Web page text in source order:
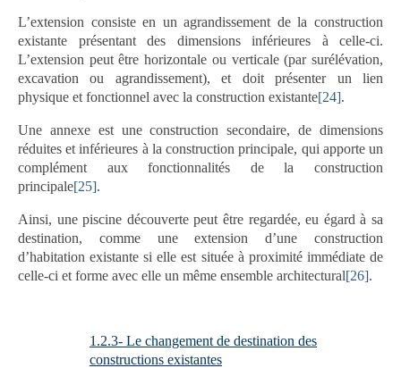
L’extension consiste en un agrandissement de la construction
existante présentant des dimensions inférieures à celle-ci.
L’extension peut être horizontale ou verticale (par surélévation,
excavation ou agrandissement), et doit présenter un lien
physique et fonctionnel avec la construction existante[24].
Une annexe est une construction secondaire, de dimensions
réduites et inférieures à la construction principale, qui apporte un
complément aux fonctionnalités de la construction
principale[25].
Ainsi, une piscine découverte peut être regardée, eu égard à sa
destination, comme une extension d’une construction
d’habitation existante si elle est située à proximité immédiate de
celle-ci et forme avec elle un même ensemble architectural[26].
1.2.3- Le changement de destination des
constructions existantes